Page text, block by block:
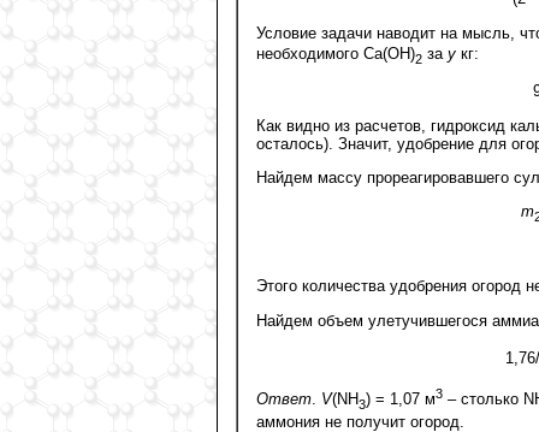
Условие задачи наводит на мысль,
необходимого Са(ОН)2 за y кг:
Как видно из расчетов, гидроксид
осталось). Значит, удобрение для
Найдем массу прореагировавшего
m
Этого количества удобрения огород
Найдем объем улетучившегося
Ответ. V(NH3) = 1,07 м3 – столько
аммония не получит огород.